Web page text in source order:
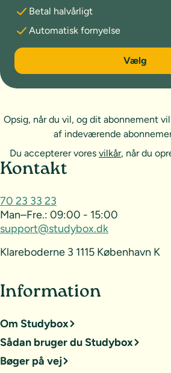
Betal halvårligt
Automatisk fornyelse
6 måneder
Vælg
Opsig, når du vil, og dit abonnement
af indeværende
Du accepterer vores vilkår, når du
Sideoversigt og
Kontakt
70 23 33 23
Man–Fre.: 09:00 - 15:00
support@studybox.dk
Klareboderne 3 1115 København K
Information
Om Studybox
Sådan bruger du Studybox
Bøger på vej